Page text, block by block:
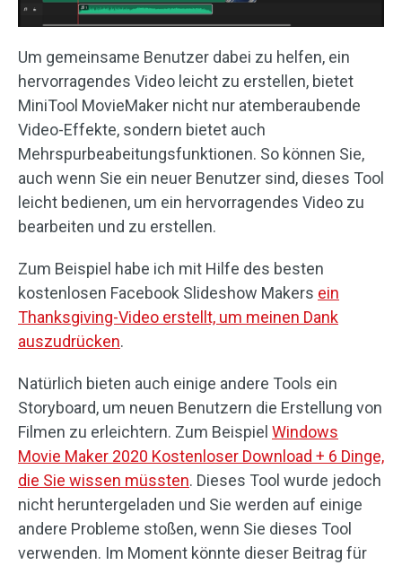
Um gemeinsame Benutzer dabei zu helfen, ein
hervorragendes Video leicht zu erstellen, bietet
MiniTool MovieMaker nicht nur atemberaubende
Video-Effekte, sondern bietet auch
Mehrspurbeabeitungsfunktionen. So können Sie,
auch wenn Sie ein neuer Benutzer sind, dieses Tool
leicht bedienen, um ein hervorragendes Video zu
bearbeiten und zu erstellen.
Zum Beispiel habe ich mit Hilfe des besten
kostenlosen Facebook Slideshow Makers ein
Thanksgiving-Video erstellt, um meinen Dank
auszudrücken.
Natürlich bieten auch einige andere Tools ein
Storyboard, um neuen Benutzern die Erstellung von
Filmen zu erleichtern. Zum Beispiel Windows
Movie Maker 2020 Kostenloser Download + 6 Dinge,
die Sie wissen müssten. Dieses Tool wurde jedoch
nicht heruntergeladen und Sie werden auf einige
andere Probleme stoßen, wenn Sie dieses Tool
verwenden. Im Moment könnte dieser Beitrag für